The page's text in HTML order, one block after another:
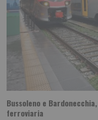
Bussoleno e
ferroviaria